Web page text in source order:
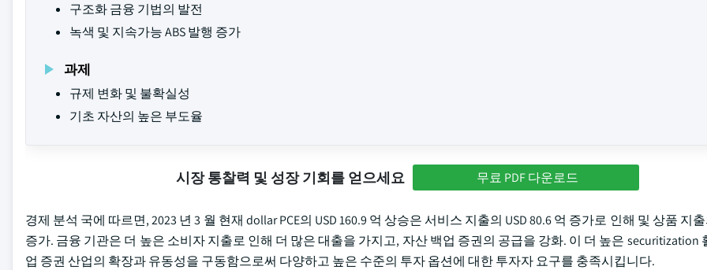
구조화 금융 기법의 발전
녹색 및 지속가능 ABS 발행 증가
과제
규제 변화 및 불확실성
기초 자산의 높은 부도율
시장 통찰력 및 성장 기회를 얻으세요 무료 PDF 다운로드
경제 분석 국에 따르면, 2023 년 3 월 현재 dollar PCE의 USD 160.9 억 상승은 서비스 지출의 USD 80.6 억 증가로 인해 및 상품 지출
증가. 금융 기관은 더 높은 소비자 지출로 인해 더 많은 대출을 가지고, 자산 백업 증권의 공급을 강화. 이 더 높은 securitization
업 증권 산업의 확장과 유동성을 구동함으로써 다양하고 높은 수준의 투자 옵션에 대한 투자자 요구를 충족시킵니다.